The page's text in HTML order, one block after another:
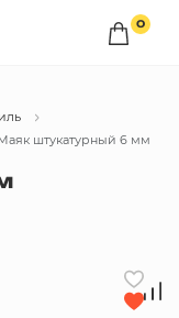
0
ценам.
штукатурный 6 мм